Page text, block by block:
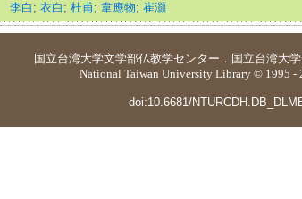
李白 ; 衣白 ; 杜甫; 韋應物; 崔灝
国立台湾大学文学部仏教学センター ． 国立台湾大
National Taiwan University Library © 1995 -
doi:10.6681/